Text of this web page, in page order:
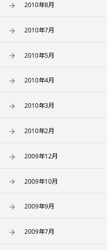
2010年8月
2010年7月
2010年5月
2010年4月
2010年3月
2010年2月
2009年12月
2009年10月
2009年9月
2009年7月